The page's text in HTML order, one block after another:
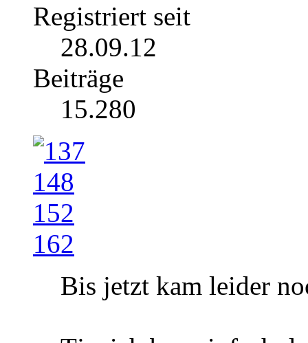
Registriert seit
28.09.12
Beiträge
15.280
Bis jetzt kam leider